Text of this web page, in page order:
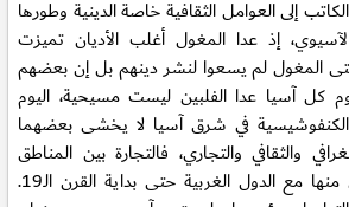
إلى العوامل الثقافية خاصة الدينية وطورها
إذ عدا المغول أغلب الأديان تميزت
المغول لم يسعوا لنشر دينهم بل إن بعضهم
كل آسيا عدا الفلبين ليست مسيحية، اليوم
في شرق آسيا لا يخشى بعضهما
والثقافي والتجاري، فالتجارة بين المناطق
الآسيوية استمرت أعلى منها مع الدول الغربية حتى بداية القرن الـ19.